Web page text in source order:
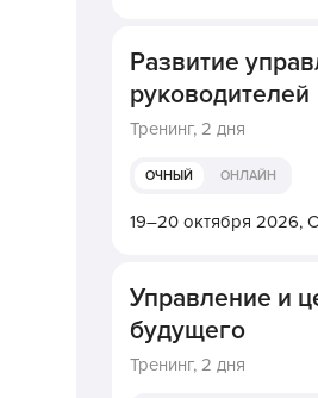
Развитие
руководителей
Тренинг,2 дня
ОЧНЫЙ ОНЛАЙН
19–20 октября 2026,
Управление и
будущего
Тренинг,2 дня